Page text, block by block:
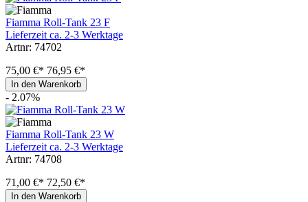
Fiamma Roll-Tank 23 F
Lieferzeit ca. 2-3 Werktage
Artnr: 74702
75,00 €* 76,95 €*
In den Warenkorb
- 2.07%
Fiamma Roll-Tank 23 W
Lieferzeit ca. 2-3 Werktage
Artnr: 74708
71,00 €* 72,50 €*
In den Warenkorb